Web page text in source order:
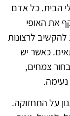
הבית. כל אדם
את האופי
לרצונות
כאשר יש
צמחים,
נעימה.
על התחזוקה.